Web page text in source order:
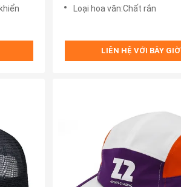
Loại hoa văn:Chất rắn
LIÊN HỆ VỚI BÂY GIỜ